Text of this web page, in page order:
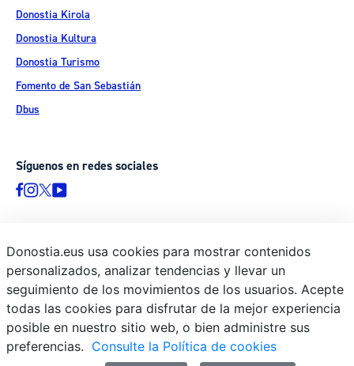
Donostia Kirola
Donostia Kultura
Donostia Turismo
Fomento de San Sebastián
Dbus
Síguenos en redes sociales
© Donostiako Udala - Ayuntamiento de Donostia / San Sebastián
Ijentea 1, 20003 Donostia / San Sebastián
Aviso legal
Política de privacidad
Política de cookies
Donostia.eus usa cookies para mostrar contenidos
personalizados, analizar tendencias y llevar un
seguimiento de los movimientos de los usuarios. Acepte
todas las cookies para disfrutar de la mejor experiencia
posible en nuestro sitio web, o bien administre sus
preferencias. Consulte la Política de cookies